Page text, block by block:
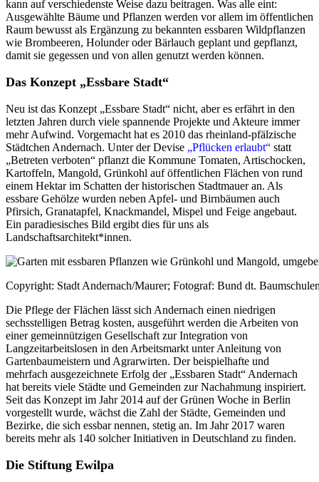
kann auf verschiedenste Weise dazu beitragen. Was alle eint:
Ausgewählte Bäume und Pflanzen werden vor allem im öffentlichen
Raum bewusst als Ergänzung zu bekannten essbaren Wildpflanzen
wie Brombeeren, Holunder oder Bärlauch geplant und gepflanzt,
damit sie gegessen und von allen genutzt werden können.
Das Konzept „Essbare Stadt“
Neu ist das Konzept „Essbare Stadt“ nicht, aber es erfährt in den
letzten Jahren durch viele spannende Projekte und Akteure immer
mehr Aufwind. Vorgemacht hat es 2010 das rheinland-pfälzische
Städtchen Andernach. Unter der Devise „Pflücken erlaubt“ statt
„Betreten verboten“ pflanzt die Kommune Tomaten, Artischocken,
Kartoffeln, Mangold, Grünkohl auf öffentlichen Flächen von rund
einem Hektar im Schatten der historischen Stadtmauer an. Als
essbare Gehölze wurden neben Apfel- und Birnbäumen auch
Pfirsich, Granatapfel, Knackmandel, Mispel und Feige angebaut.
Ein paradiesisches Bild ergibt dies für uns als
Landschaftsarchitekt*innen.
Copyright: Stadt Andernach/Maurer; Fotograf: Bund dt.
Die Pflege der Flächen lässt sich Andernach einen niedrigen
sechsstelligen Betrag kosten, ausgeführt werden die Arbeiten von
einer gemeinnützigen Gesellschaft zur Integration von
Langzeitarbeitslosen in den Arbeitsmarkt unter Anleitung von
Gartenbaumeistern und Agrarwirten. Der beispielhafte und
mehrfach ausgezeichnete Erfolg der „Essbaren Stadt“ Andernach
hat bereits viele Städte und Gemeinden zur Nachahmung inspiriert.
Seit das Konzept im Jahr 2014 auf der Grünen Woche in Berlin
vorgestellt wurde, wächst die Zahl der Städte, Gemeinden und
Bezirke, die sich essbar nennen, stetig an. Im Jahr 2017 waren
bereits mehr als 140 solcher Initiativen in Deutschland zu finden.
Die Stiftung Ewilpa